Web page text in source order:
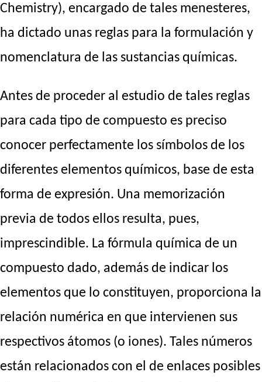
Chemistry), encargado de tales menesteres,
ha dictado unas reglas para la formulación y
nomenclatura de las sustancias químicas.
Antes de proceder al estudio de tales reglas
para cada tipo de compuesto es preciso
conocer perfectamente los símbolos de los
diferentes elementos químicos, base de esta
forma de expresión. Una memorización
previa de todos ellos resulta, pues,
imprescindible. La fórmula química de un
compuesto dado, además de indicar los
elementos que lo constituyen, proporciona la
relación numérica en que intervienen sus
respectivos átomos (o iones). Tales números
están relacionados con el de enlaces posibles